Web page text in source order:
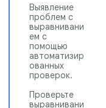
Выявление
проблем с
выравнивани
ем с
помощью
автоматизир
ованных
проверок.
Проверьте
выравнивани